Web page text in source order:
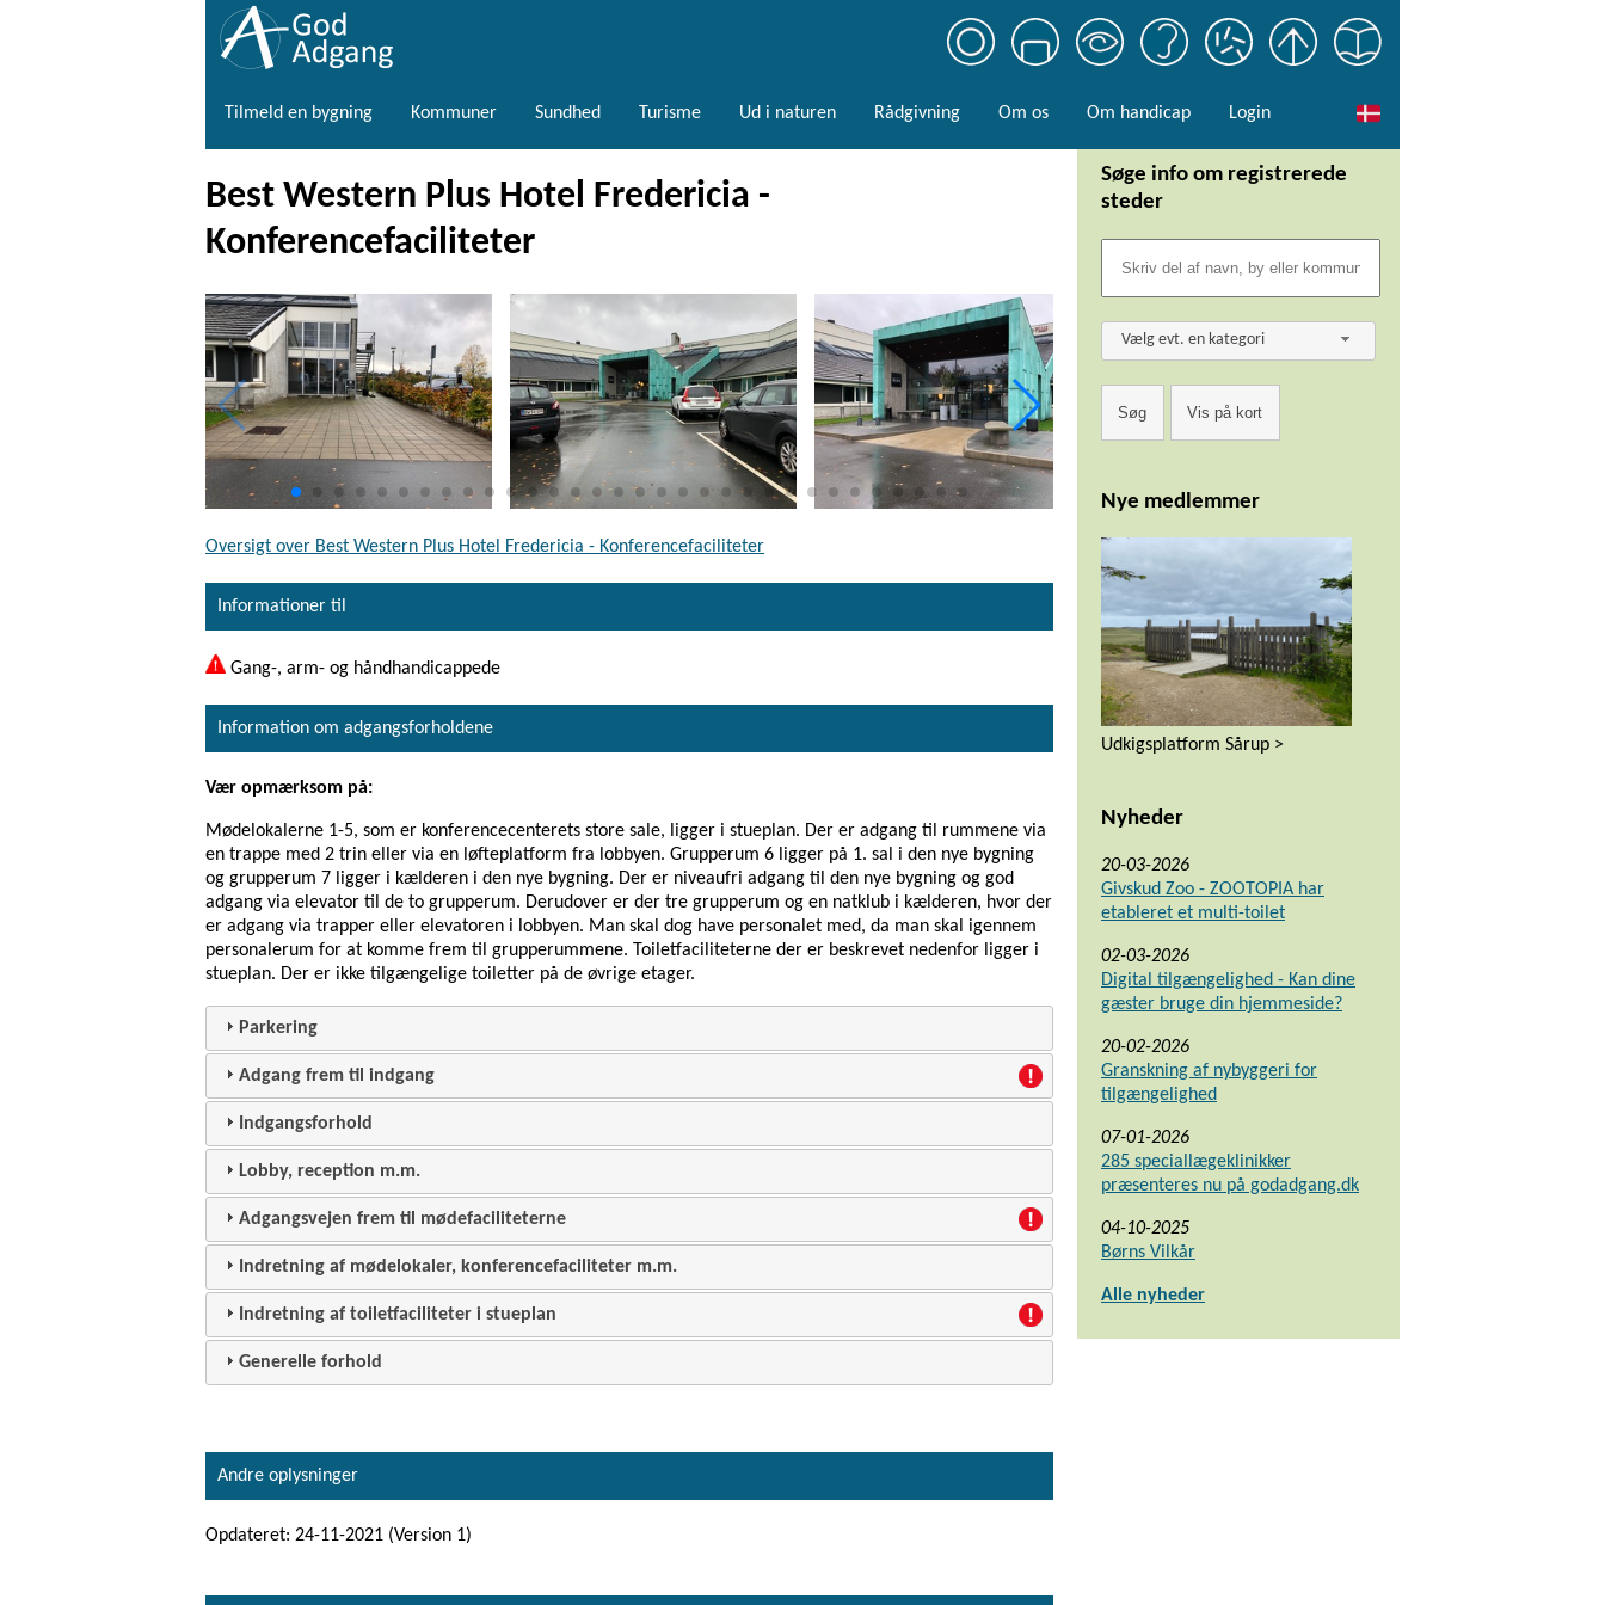
Tilmeld en bygning Kommuner Sundhed Turisme Ud i naturen Rådgivning Om os Om handicap Login
Best Western Plus Hotel Fredericia -
Konferencefaciliteter
Oversigt over Best Western Plus Hotel Fredericia - Konferencefaciliteter
Informationer til
Gang-, arm- og håndhandicappede
Information om adgangsforholdene
Vær opmærksom på:
Mødelokalerne 1-5, som er konferencecenterets store sale, ligger i stueplan. Der er adgang til rummene via
en trappe med 2 trin eller via en løfteplatform fra lobbyen. Grupperum 6 ligger på 1. sal i den nye bygning
og grupperum 7 ligger i kælderen i den nye bygning. Der er niveaufri adgang til den nye bygning og god
adgang via elevator til de to grupperum. Derudover er der tre grupperum og en natklub i kælderen, hvor der
er adgang via trapper eller elevatoren i lobbyen. Man skal dog have personalet med, da man skal igennem
personalerum for at komme frem til grupperummene. Toiletfaciliteterne der er beskrevet nedenfor ligger i
stueplan. Der er ikke tilgængelige toiletter på de øvrige etager.
Parkering
Adgang frem til indgang
Indgangsforhold
Lobby, reception m.m.
Adgangsvejen frem til mødefaciliteterne
Indretning af mødelokaler, konferencefaciliteter m.m.
Indretning af toiletfaciliteter i stueplan
Generelle forhold
Andre oplysninger
Opdateret: 24-11-2021 (Version 1)
Søge info om registrerede
steder
Vælg evt. en kategori
Nye medlemmer
Udkigsplatform Sårup >
Nyheder
20-03-2026
Givskud Zoo - ZOOTOPIA har
etableret et multi-toilet
02-03-2026
Digital tilgængelighed - Kan dine
gæster bruge din hjemmeside?
20-02-2026
Granskning af nybyggeri for
tilgængelighed
07-01-2026
285 speciallægeklinikker
præsenteres nu på godadgang.dk
04-10-2025
Børns Vilkår
Alle nyheder